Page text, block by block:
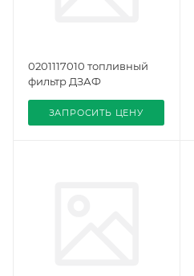
0201117010 топливный
фильтр ДЗАФ
ЗАПРОСИТЬ ЦЕНУ